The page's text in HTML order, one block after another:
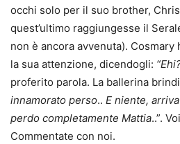
occhi solo per il suo brother,
quest’ultimo raggiungesse il
non è ancora avvenuta). Cosmary
la sua attenzione, dicendogli:
proferito parola. La ballerina
innamorato perso.. E niente,
perdo completamente Mattia..”.
Commentate con noi.